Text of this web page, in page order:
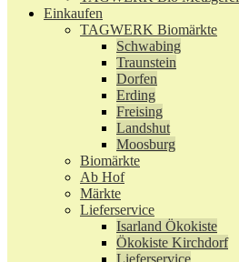
Einkaufen
TAGWERK Biomärkte
Schwabing
Traunstein
Dorfen
Erding
Freising
Landshut
Moosburg
Biomärkte
Ab Hof
Märkte
Lieferservice
Isarland Ökokiste
Ökokiste Kirchdorf
Lieferservice